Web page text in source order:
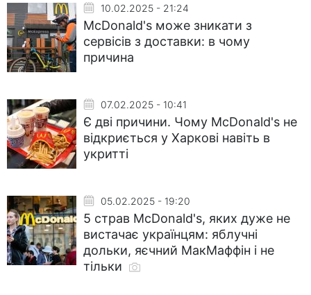
10.02.2025 - 21:24
McDonald's може зникати з
сервісів з доставки: в чому
причина
07.02.2025 - 10:41
Є дві причини. Чому McDonald's не
відкриється у Харкові навіть в
укритті
05.02.2025 - 19:20
5 страв McDonald's, яких дуже не
вистачає українцям: яблучні
дольки, яєчний МакМаффін і не
тільки